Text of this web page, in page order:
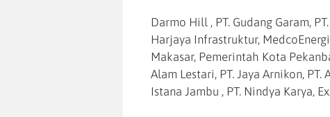
Darmo Hill , PT. Gudang Garam,
Harjaya Infrastruktur,
Makasar, Pemerintah Kota
Alam Lestari, PT. Jaya Arnikon, PT.
Istana Jambu , PT. Nindya Karya,